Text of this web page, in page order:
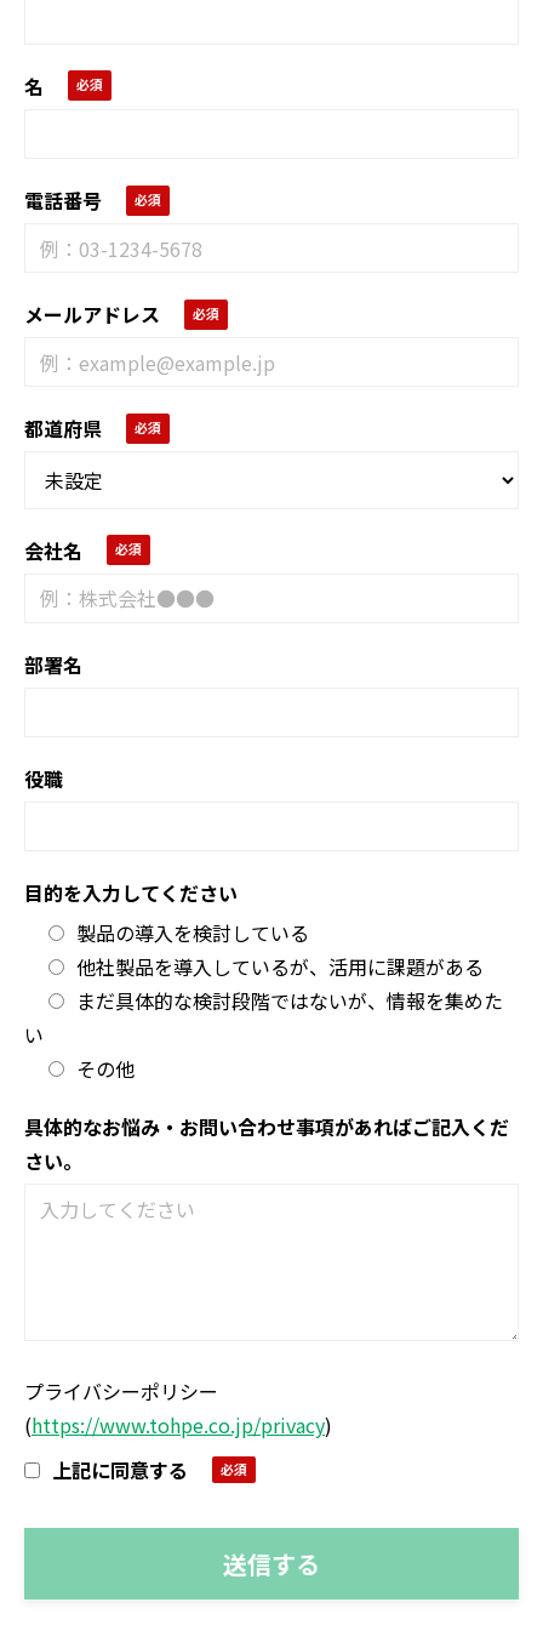
名
電話番号
メールアドレス
都道府県
会社名
部署名
役職
目的を入力してください
製品の導入を検討している
他社製品を導入しているが、活用に課題がある
まだ具体的な検討段階ではないが、情報を集めた
い
その他
具体的なお悩み・お問い合わせ事項があればご記入くだ
さい。
プライバシーポリシー
(https://www.tohpe.co.jp/privacy)
上記に同意する